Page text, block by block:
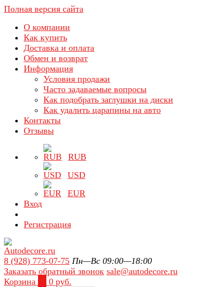
Полная версия сайта
О компании
Как купить
Доставка и оплата
Обмен и возврат
Информация
Условия продажи
Часто задаваемые вопросы
Как подобрать заглушки на диски
Как удалить царапины на авто
Контакты
Отзывы
RUB
USD
EUR
Вход
Регистрация
8 (928) 773-07-75 Пн—Вс 09:00—18:00
Заказать обратный звонок sale@autodecore.ru
Корзина
0 руб.